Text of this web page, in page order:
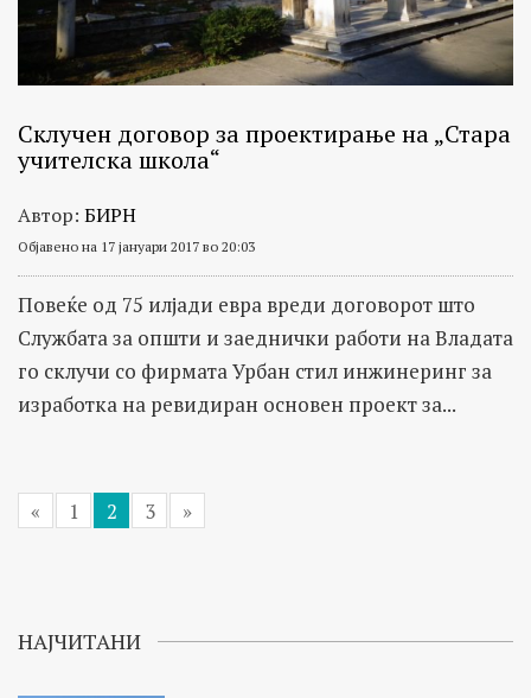
Склучен договор за проектирање на „Стара
учителска школа“
Автор: БИРН
Објавено на 17 јануари 2017 во 20:03
Повеќе од 75 илјади евра вреди договорот што
Службата за општи и заеднички работи на Владата
го склучи со фирмата Урбан стил инжинеринг за
изработка на ревидиран основен проект за...
« 1 2 3 »
НАЈЧИТАНИ